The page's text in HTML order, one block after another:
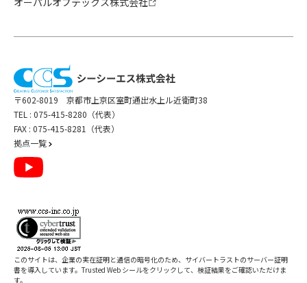
〒602-8019 京都市上京区室町通出水上ル近衛町38
TEL : 075-415-8280（代表）
FAX : 075-415-8281（代表）
拠点一覧
このサイトは、企業の実在証明と通信の暗号化のため、サイバートラストのサーバー証明
書を導入しています。Trusted Web シールをクリックして、検証結果をご確認いただけま
す。